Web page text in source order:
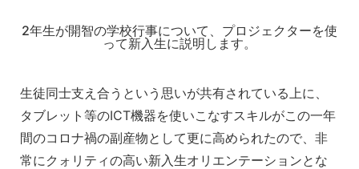
2年生が開智の学校行事について、プロジェクターを使
って新入生に説明します。
生徒同士支え合うという思いが共有されている上に、
タブレット等のICT機器を使いこなすスキルがこの一年
間のコロナ禍の副産物として更に高められたので、非
常にクォリティの高い新入生オリエンテーションとな